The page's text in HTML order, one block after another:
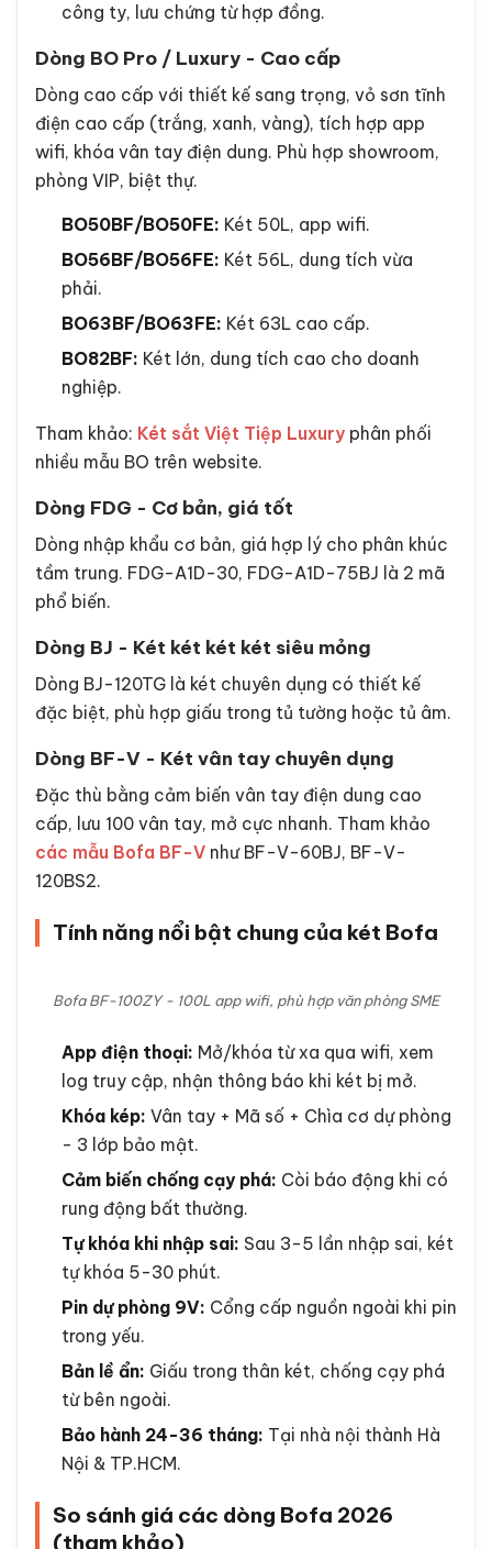
công ty, lưu chứng từ hợp đồng.
Dòng BO Pro / Luxury - Cao cấp
Dòng cao cấp với thiết kế sang trọng, vỏ sơn tĩnh
điện cao cấp (trắng, xanh, vàng), tích hợp app
wifi, khóa vân tay điện dung. Phù hợp showroom,
phòng VIP, biệt thự.
BO50BF/BO50FE: Két 50L, app wifi.
BO56BF/BO56FE: Két 56L, dung tích vừa
phải.
BO63BF/BO63FE: Két 63L cao cấp.
BO82BF: Két lớn, dung tích cao cho doanh
nghiệp.
Tham khảo: Két sắt Việt Tiệp Luxury phân phối
nhiều mẫu BO trên website.
Dòng FDG - Cơ bản, giá tốt
Dòng nhập khẩu cơ bản, giá hợp lý cho phân khúc
tầm trung. FDG-A1D-30, FDG-A1D-75BJ là 2 mã
phổ biến.
Dòng BJ - Két két két két siêu mỏng
Dòng BJ-120TG là két chuyên dụng có thiết kế
đặc biệt, phù hợp giấu trong tủ tường hoặc tủ âm.
Dòng BF-V - Két vân tay chuyên dụng
Đặc thù bằng cảm biến vân tay điện dung cao
cấp, lưu 100 vân tay, mở cực nhanh. Tham khảo
các mẫu Bofa BF-V như BF-V-60BJ, BF-V-
120BS2.
Tính năng nổi bật chung của két Bofa
App điện thoại:
log truy cập, nhận thông báo khi két bị mở.
Khóa kép:Vân tay + Mã số + Chìa cơ dự phòng